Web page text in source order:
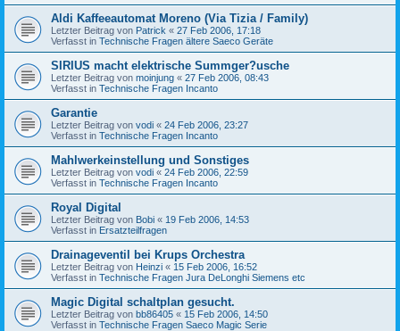
Aldi Kaffeeautomat Moreno (Via Tizia / Family)
Letzter Beitrag von Patrick « 27 Feb 2006, 17:18
Verfasst in Technische Fragen ältere Saeco Geräte
SIRIUS macht elektrische Summger?usche
Letzter Beitrag von moinjung « 27 Feb 2006, 08:43
Verfasst in Technische Fragen Incanto
Garantie
Letzter Beitrag von vodi « 24 Feb 2006, 23:27
Verfasst in Technische Fragen Incanto
Mahlwerkeinstellung und Sonstiges
Letzter Beitrag von vodi « 24 Feb 2006, 22:59
Verfasst in Technische Fragen Incanto
Royal Digital
Letzter Beitrag von Bobi « 19 Feb 2006, 14:53
Verfasst in Ersatzteilfragen
Drainageventil bei Krups Orchestra
Letzter Beitrag von Heinzi « 15 Feb 2006, 16:52
Verfasst in Technische Fragen Jura DeLonghi Siemens etc
Magic Digital schaltplan gesucht.
Letzter Beitrag von bb86405 « 15 Feb 2006, 14:50
Verfasst in Technische Fragen Saeco Magic Serie